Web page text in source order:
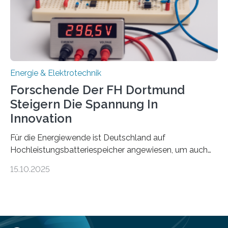
Bayerischen Wissenschaftsministeriums. Im
Mittelpunkt steht der direkte Wissenstransfer: Neue
wissenschaftliche Erkenntnisse sollen rasch in die
Energie & Elektrotechnik
Forschende Der FH Dortmund
Steigern Die Spannung In
Innovation
Für die Energiewende ist Deutschland auf
Hochleistungsbatteriespeicher angewiesen, um auch
Doch mit der immensen Zahl einzelner Batteriezellen,
Projekt KV-BATT diese Verluste reduzieren und
15.10.2025